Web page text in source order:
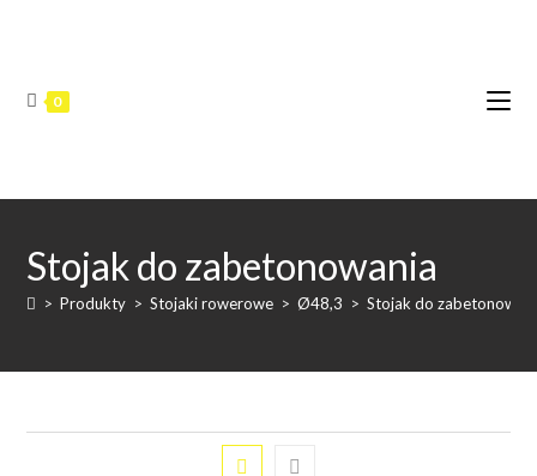
0
Stojak do zabetonowania
> Produkty > Stojaki rowerowe > Ø48,3 > Stojak do